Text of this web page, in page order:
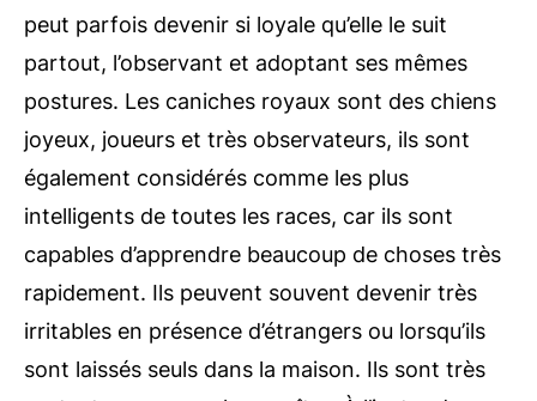
peut parfois devenir si loyale qu’elle le suit
partout, l’observant et adoptant ses mêmes
postures. Les caniches royaux sont des chiens
joyeux, joueurs et très observateurs, ils sont
également considérés comme les plus
intelligents de toutes les races, car ils sont
capables d’apprendre beaucoup de choses très
rapidement. Ils peuvent souvent devenir très
irritables en présence d’étrangers ou lorsqu’ils
sont laissés seuls dans la maison. Ils sont très